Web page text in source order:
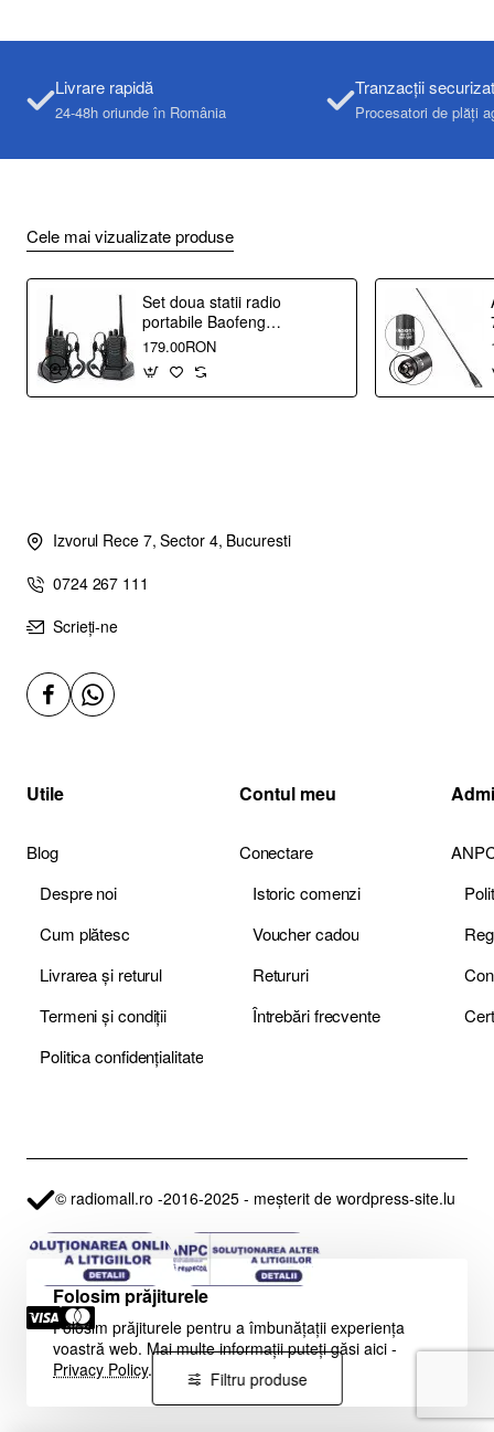
Folosim prăjiturele
Folosim prăjiturele pentru a îmbunățații experiența
voastră web. Mai multe informații puteți găsi aici -
Privacy Policy.
Livrare rapidă
24-48h oriunde în România
Tranzacții
Procesatori de plăți
Cele mai vizualizate produse
Set doua statii radio
portabile Baofeng
BF-888S, UHF 400-
470 Mhz, putere
emisie 2W
179.00RON
Izvorul Rece 7, Sector 4, Bucuresti
0724 267 111
Scrieți-ne
Utile
Blog
Despre noi
Cum plătesc
Livrarea și returul
Termeni și condiții
Politica confidențialitate
Contul meu
Conectare
Istoric comenzi
Voucher cadou
Retururi
Întrebări frecvente
© radiomall.ro -2016-2025 - meșterit de wordpress-site.lu
Filtru produse